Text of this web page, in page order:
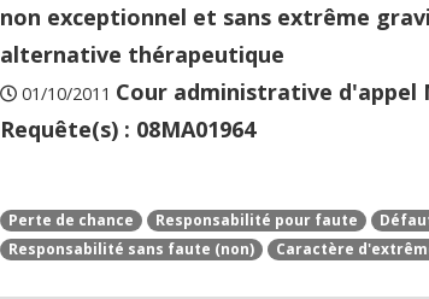
non exceptionnel et sans extrême
alternative thérapeutique
01/10/2011 Cour administrative d'appel
Requête(s) : 08MA01964
Perte de chance Responsabilité pour faute
Responsabilité sans faute (non)
Caractère